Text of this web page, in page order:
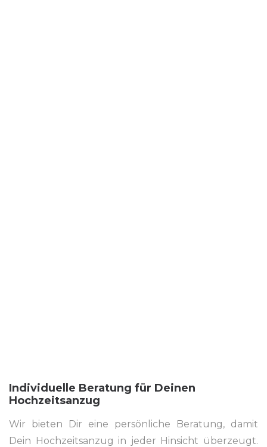
Individuelle Beratung für Deinen
Hochzeitsanzug
Wir bieten Dir eine persönliche Beratung, damit
Dein Hochzeitsanzug in jeder Hinsicht überzeugt.